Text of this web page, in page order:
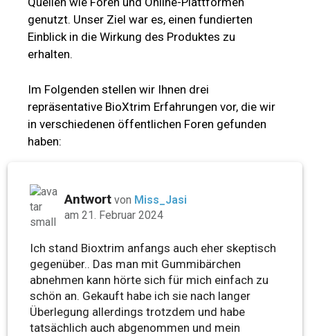
genutzt. Unser Ziel war es, einen fundierten
Einblick in die Wirkung des Produktes zu
erhalten.
Im Folgenden stellen wir Ihnen drei
repräsentative BioXtrim Erfahrungen vor, die wir
in verschiedenen öffentlichen Foren gefunden
haben:
Antwort von Miss_Jasi
am 21. Februar 2024
Ich stand Bioxtrim anfangs auch eher skeptisch
gegenüber.. Das man mit Gummibärchen
abnehmen kann hörte sich für mich einfach zu
schön an. Gekauft habe ich sie nach langer
Überlegung allerdings trotzdem und habe
tatsächlich auch abgenommen und mein